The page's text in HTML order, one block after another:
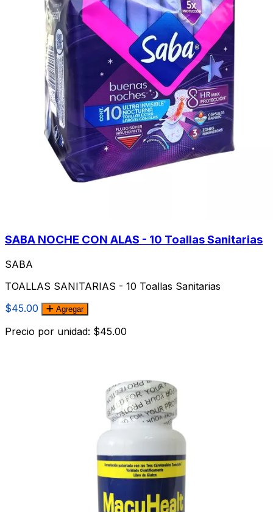
SABA NOCHE CON ALAS - 10 Toallas Sanitarias
SABA
TOALLAS SANITARIAS - 10 Toallas Sanitarias
$45.00
Agregar
Precio por unidad: $45.00